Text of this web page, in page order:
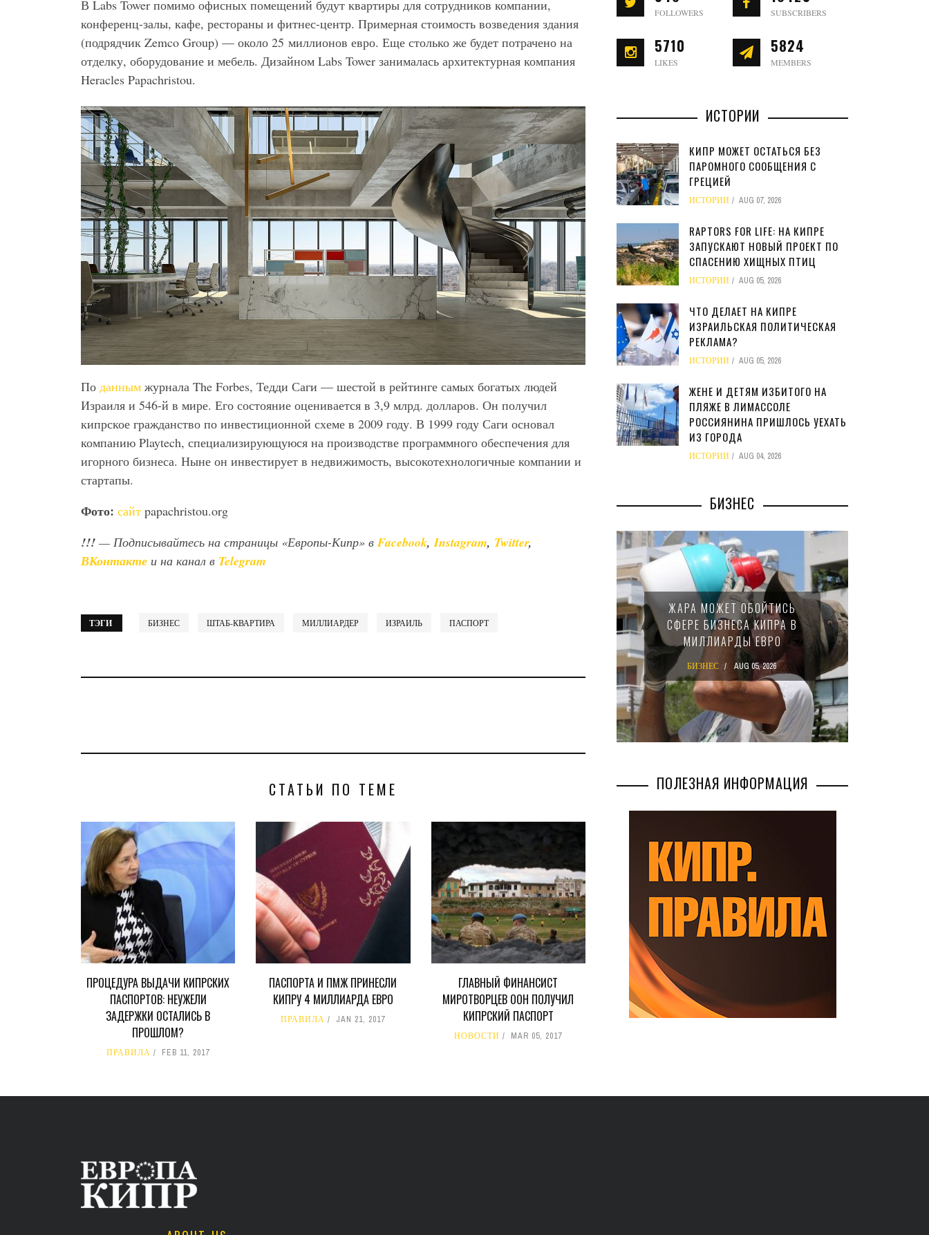
В Labs Tower помимо офисных помещений будут квартиры для сотрудников компании,
конференц-залы, кафе, рестораны и фитнес-центр. Примерная стоимость возведения здания
(подрядчик Zemco Group) — около 25 миллионов евро. Еще столько же будет потрачено на
отделку, оборудование и мебель. Дизайном Labs Tower занималась архитектурная компания
Heracles Papachristou.
По данным журнала The Forbes, Тедди Саги — шестой в рейтинге самых богатых людей
Израиля и 546-й в мире. Его состояние оценивается в 3,9 млрд. долларов. Он получил
кипрское гражданство по инвестиционной схеме в 2009 году. В 1999 году Саги основал
компанию Playtech, специализирующуюся на производстве программного обеспечения для
игорного бизнеса. Ныне он инвестирует в недвижимость, высокотехнологичные компании и
стартапы.
Фото: сайт papachristou.org
!!! — Подписывайтесь на страницы «Европы-Кипр» вFacebook,Instagram, Twitter,
ВКонтакте и на канал в Telegram
ТЭГИ БИЗНЕС ШТАБ-КВАРТИРА МИЛЛИАРДЕР ИЗРАИЛЬ ПАСПОРТ
СТАТЬИ ПО ТЕМЕ
ПРОЦЕДУРА ВЫДАЧИ КИПРСКИХ
ПАСПОРТОВ: НЕУЖЕЛИ
ЗАДЕРЖКИ ОСТАЛИСЬ В
ПРОШЛОМ?
ПРАВИЛА FEB 11, 2017
ПАСПОРТА И ПМЖ ПРИНЕСЛИ
КИПРУ 4 МИЛЛИАРДА ЕВРО
ПРАВИЛА JAN 21, 2017
ГЛАВНЫЙ ФИНАНСИСТ
МИРОТВОРЦЕВ ООН ПОЛУЧИЛ
КИПРСКИЙ ПАСПОРТ
НОВОСТИ MAR 05, 2017
FOLLOWERS SUBSCRIBERS
5710
LIKES
5824
MEMBERS
ИСТОРИИ
КИПР МОЖЕТ ОСТАТЬСЯ БЕЗ
ПАРОМНОГО СООБЩЕНИЯ С
ГРЕЦИЕЙ
ИСТОРИИ AUG 07, 2026
RAPTORS FOR LIFE: НА КИПРЕ
ЗАПУСКАЮТ НОВЫЙ ПРОЕКТ ПО
СПАСЕНИЮ ХИЩНЫХ ПТИЦ
ИСТОРИИ AUG 05, 2026
ЧТО ДЕЛАЕТ НА КИПРЕ
ИЗРАИЛЬСКАЯ ПОЛИТИЧЕСКАЯ
РЕКЛАМА?
ИСТОРИИ AUG 05, 2026
ЖЕНЕ И ДЕТЯМ ИЗБИТОГО НА
ПЛЯЖЕ В ЛИМАССОЛЕ
РОССИЯНИНА ПРИШЛОСЬ УЕХАТЬ
ИЗ ГОРОДА
ИСТОРИИ AUG 04, 2026
БИЗНЕС
ДОБЫЧУ ГАЗА НА
БИЗНЕС JUL 28, 2026
ЖАРА МОЖЕТ ОБОЙТИСЬ
СФЕРЕ БИЗНЕСА КИПРА В
МИЛЛИАРДЫ ЕВРО
БИЗНЕС AUG 05, 2026
ПОЛЕЗНАЯ ИНФОРМАЦИЯ